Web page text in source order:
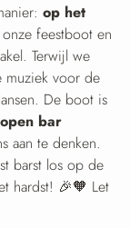
op het
feestboot en
Terwijl we
muziek voor de
De boot is
open bar
aan te denken.
barst los op de
hardst! 🎉🧡 Let